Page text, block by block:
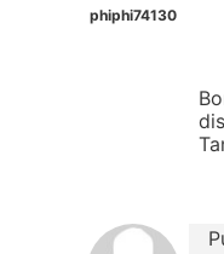
phiphi74130